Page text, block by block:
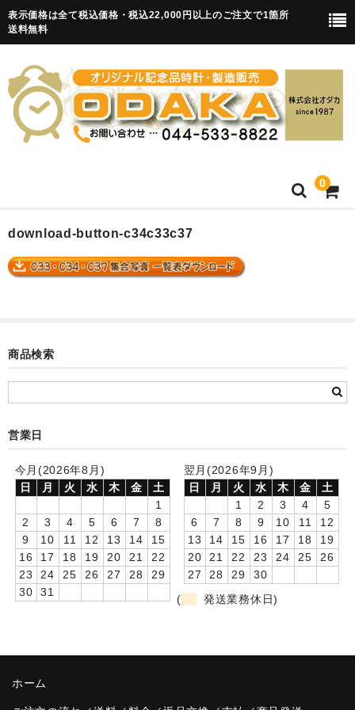
表示価格は全て税込価格・税込22,000円以上のご注文で1箇所
送料無料
0
HOME
卒園記念品
目覚まし時計(集合＋個別)
メロディ時計(集合)
音声時計(集合)
目覚まし時計(個別)
お絵かきギャラリープラス(絵＋個別)
メロディ時計(個別)
知育時計
download-button-c34c33c37
商品検索
営業日
今月(2026年8月)
日
月 火 水 木 金
土
1
2
3 4 5 6 7
8
9
10 11 12 13 14
15
16
17 18 19 20 21
22
23
24 25 26 27 28
29
30
31
翌月(2026年9月)
日
月 火 水 木 金
土
1
2 3 4
5
6
7 8 9 10 11
12
13
14 15 16 17 18
19
20
21 22 23 24 25
26
27
28 29
30
(
発送業務休日)
ホーム